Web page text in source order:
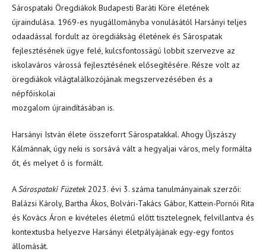
Sárospataki Öregdiákok Budapesti Baráti Köre életének
újraindulása. 1969-es nyugállományba vonulásától Harsányi teljes
odaadással fordult az öregdiákság életének és Sárospatak
fejlesztésének ügye felé, kulcsfontosságú lobbit szervezve az
iskolaváros várossá fejlesztésének elősegítésére. Része volt az
öregdiákok világtalálkozójának megszervezésében és a
népfőiskolai
mozgalom újraindításában is.
Harsányi István élete összeforrt Sárospatakkal. Ahogy Újszászy
Kálmánnak, úgy neki is sorsává vált a hegyaljai város, mely formálta
őt, és melyet ő is formált.
ASárospataki Füzetek2023. évi 3. száma tanulmányainak szerzői:
Balázsi Károly, Bartha Ákos, Bolvári-Takács Gábor, Kattein-Pornói Rita
és Kovács Áron e kivételes életmű előtt tisztelegnek, felvillantva és
kontextusba helyezve Harsányi életpályájának egy-egy fontos
állomását.